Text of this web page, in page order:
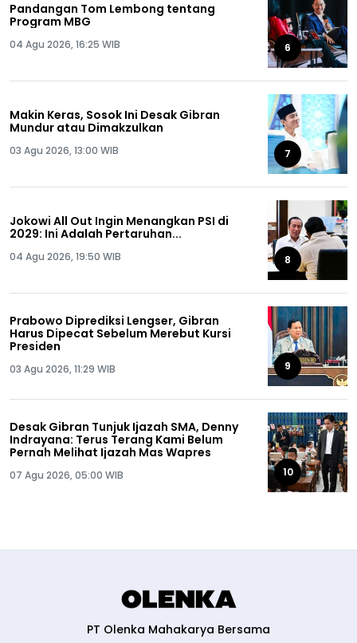
Pandangan Tom Lembong tentang
Program MBG
04 Agu 2026, 16:25 WIB 6
Makin Keras, Sosok Ini Desak Gibran
Mundur atau Dimakzulkan
03 Agu 2026, 13:00 WIB 7
Jokowi All Out Ingin Menangkan PSI di
2029: Ini Adalah Pertaruhan...
04 Agu 2026, 19:50 WIB 8
Prabowo Diprediksi Lengser, Gibran
Harus Dipecat Sebelum Merebut Kursi
Presiden
03 Agu 2026, 11:29 WIB 9
Desak Gibran Tunjuk Ijazah SMA, Denny
Indrayana: Terus Terang Kami Belum
Pernah Melihat Ijazah Mas Wapres
07 Agu 2026, 05:00 WIB 10
PT Olenka Mahakarya Bersama